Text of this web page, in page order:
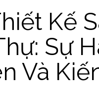
kế kiến trúc
tạo nhà ở
xây dựng nhà phố
Kế
Sự
Và